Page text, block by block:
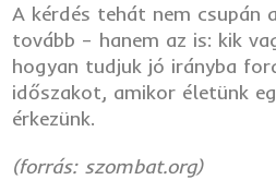
A kérdés tehát nem csupán
tovább – hanem az is: kik
hogyan tudjuk jó irányba
időszakot, amikor életünk
érkezünk.
(forrás: szombat.org)